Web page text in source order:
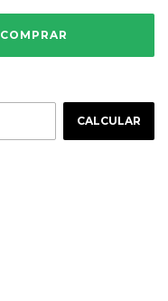
CALCULAR